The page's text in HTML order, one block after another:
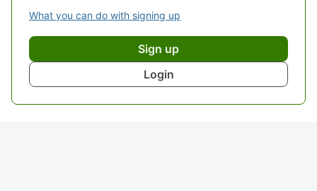
What you can do with signing up
Sign up
Login